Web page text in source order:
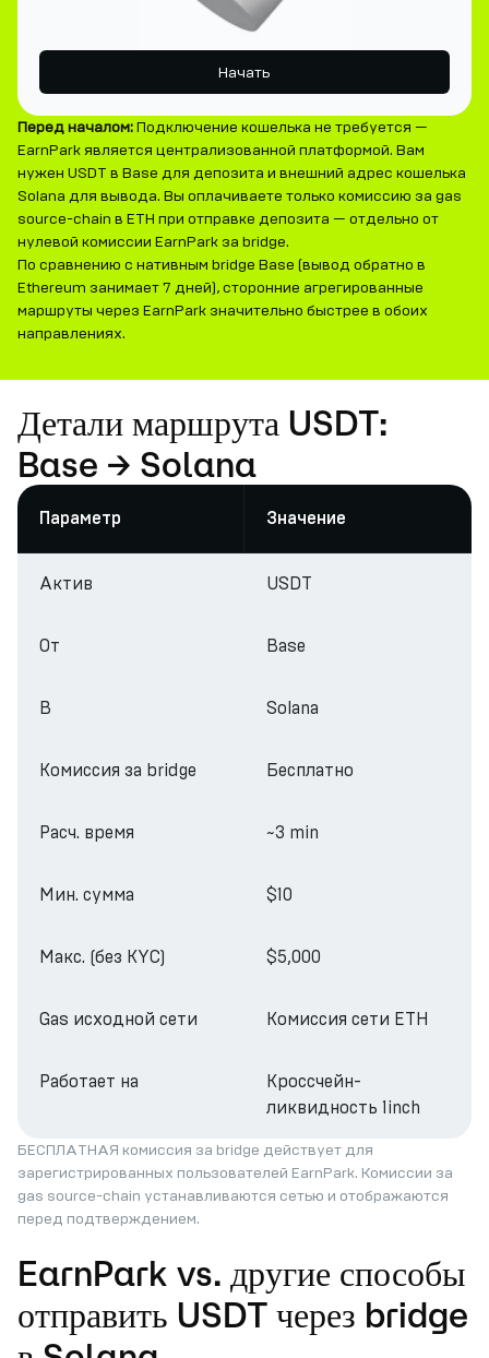
Начать
Перед началом:Подключение кошелька не требуется —
EarnPark является централизованной платформой. Вам
нужен USDT в Base для депозита и внешний адрес кошелька
Solana для вывода. Вы оплачиваете только комиссию за gas
source-chain в ETH при отправке депозита — отдельно от
нулевой комиссии EarnPark за bridge.
По сравнению с нативным bridge Base (вывод обратно в
Ethereum занимает 7 дней), сторонние агрегированные
маршруты через EarnPark значительно быстрее в обоих
направлениях.
Детали маршрута USDT:
Base → Solana
Параметр Значение
Актив USDT
От Base
В Solana
Комиссия за bridge Бесплатно
Расч. время ~3 min
Мин. сумма $10
Макс. (без KYC) $5,000
Gas исходной сети Комиссия сети ETH
Работает на
Кроссчейн-
ликвидность 1inch
БЕСПЛАТНАЯ комиссия за bridge действует для
зарегистрированных пользователей EarnPark. Комиссии за
gas source-chain устанавливаются сетью и отображаются
перед подтверждением.
EarnPark vs. другие способы
отправить USDT через bridge